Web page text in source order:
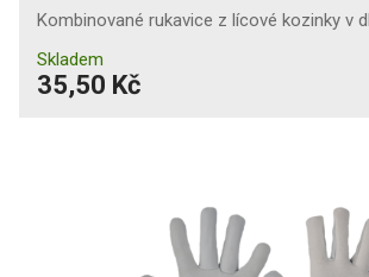
Kombinované rukavice z lícové kozinky v
Skladem
35,50 Kč